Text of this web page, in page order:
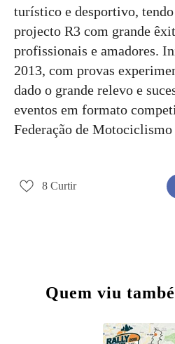
turístico e desportivo,
projecto R3 com grande
profissionais e amadores.
2013, com provas
dado o grande relevo e
eventos em formato
Federação de
8 Curtir
Quem viu